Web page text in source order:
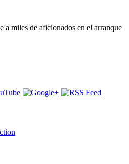
a miles de aficionados en el arranque